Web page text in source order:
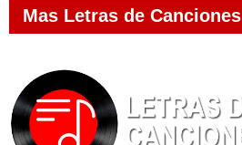
Mas Letras de Canciones